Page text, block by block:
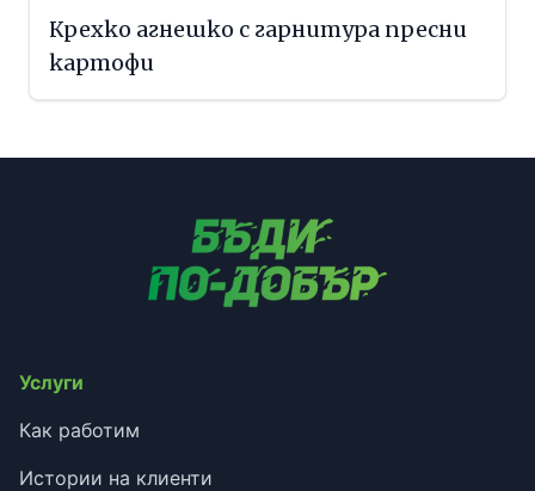
Крехко агнешко с гарнитура пресни
картофи
Услуги
Как работим
Истории на клиенти